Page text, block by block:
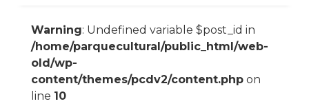
Warning: Undefined variable $post_id in
/home/parquecultural/public_html/web-
old/wp-
content/themes/pcdv2/content.phpon
line 10